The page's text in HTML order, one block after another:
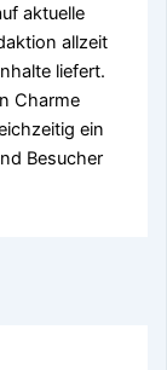
aktuelle
allzeit
liefert.
Charme
ein
Besucher